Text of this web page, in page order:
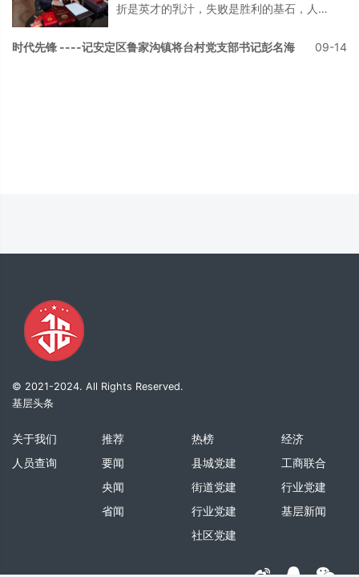
折是英才的乳汁，失败是胜利的基石，人生
躯的身体，顽强的毅力，用双拐在生他养他
的故乡撑起了一片蓝天。年岁幼饥寒苦历练
时代先锋 ----记安定区鲁家沟镇将台村党支部书记彭名海 09-14
© 2021-2024. All Rights Reserved.
基层头条
关于我们
人员查询
推荐
要闻
央闻
省闻
热榜
县城党建
街道党建
行业党建
社区党建
经济
工商联合
行业党建
基层新闻